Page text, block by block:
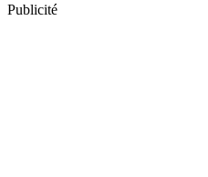
Publicité